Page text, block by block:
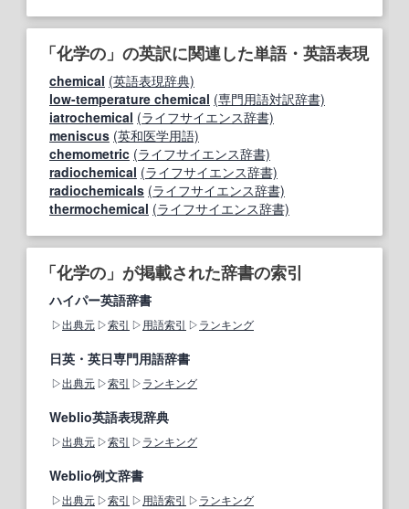
「化学の」の英訳に関連した単語・英語表現
chemical (英語表現辞典)
low-temperature chemical (専門用語対訳辞書)
iatrochemical (ライフサイエンス辞書)
meniscus (英和医学用語)
chemometric (ライフサイエンス辞書)
radiochemical (ライフサイエンス辞書)
radiochemicals (ライフサイエンス辞書)
thermochemical (ライフサイエンス辞書)
「化学の」が掲載された辞書の索引
ハイパー英語辞書
出典元 索引 用語索引 ランキング
日英・英日専門用語辞書
出典元 索引 ランキング
Weblio英語表現辞典
出典元 索引 ランキング
Weblio例文辞書
出典元 索引 用語索引 ランキング